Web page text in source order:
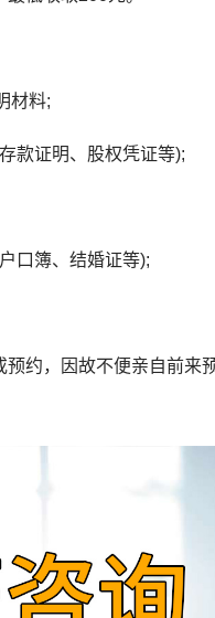
材料;
款证明、股权凭证等);
口簿、结婚证等);
，因故不便亲自前来预